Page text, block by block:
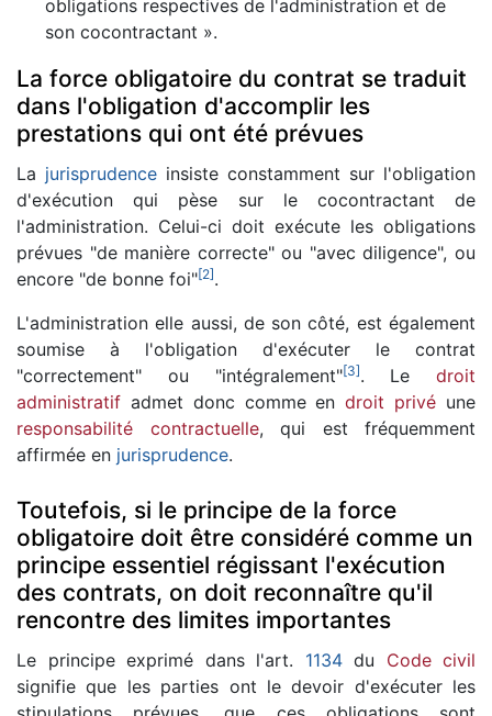
obligations respectives de l'administration et de
son cocontractant ».
La force obligatoire du contrat se traduit
dans l'obligation d'accomplir les
prestations qui ont été prévues
La jurisprudence insiste constamment sur l'obligation
d'exécution qui pèse sur le cocontractant de
l'administration. Celui-ci doit exécute les obligations
prévues "de manière correcte" ou "avec diligence", ou
encore "de bonne foi"[2].
L'administration elle aussi, de son côté, est également
soumise à l'obligation d'exécuter le contrat
"correctement" ou "intégralement"[3]. Le droit
administratif admet donc comme endroit privé une
responsabilité contractuelle, qui est fréquemment
affirmée en jurisprudence.
Toutefois, si le principe de la force
obligatoire doit être considéré comme un
principe essentiel régissant l'exécution
des contrats, on doit reconnaître qu'il
rencontre des limites importantes
Le principe exprimé dans l'art. 1134du Code civil
signifie que les parties ont le devoir d'exécuter les